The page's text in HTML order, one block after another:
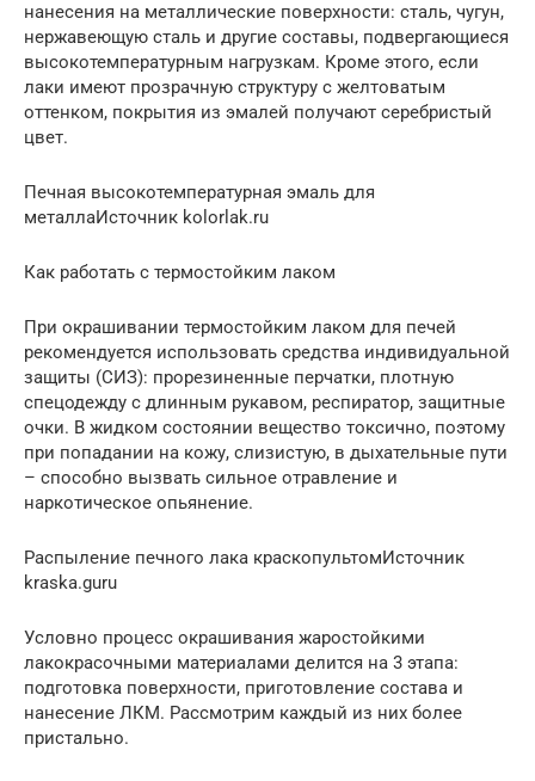
нанесения на металлические поверхности: сталь, чугун,
нержавеющую сталь и другие составы, подвергающиеся
высокотемпературным нагрузкам. Кроме этого, если
лаки имеют прозрачную структуру с желтоватым
оттенком, покрытия из эмалей получают серебристый
цвет.
Печная высокотемпературная эмаль для
металлаИсточник kolorlak.ru
Как работать с термостойким лаком
При окрашивании термостойким лаком для печей
рекомендуется использовать средства индивидуальной
защиты (СИЗ): прорезиненные перчатки, плотную
спецодежду с длинным рукавом, респиратор, защитные
очки. В жидком состоянии вещество токсично, поэтому
при попадании на кожу, слизистую, в дыхательные пути
– способно вызвать сильное отравление и
наркотическое опьянение.
Распыление печного лака краскопультомИсточник
kraska.guru
Условно процесс окрашивания жаростойкими
лакокрасочными материалами делится на 3 этапа:
подготовка поверхности, приготовление состава и
нанесение ЛКМ. Рассмотрим каждый из них более
пристально.